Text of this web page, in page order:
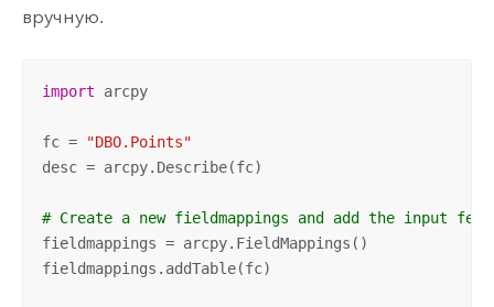
вручную.
import arcpy
fc =
"DBO.Points"
desc = arcpy.Describe(fc)
# Create a new fieldmappings and add the input
fieldmappings = arcpy.FieldMappings()
fieldmappings.addTable(fc)